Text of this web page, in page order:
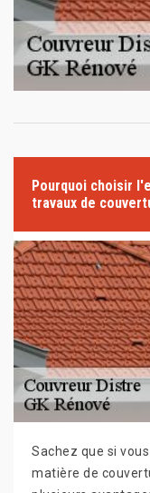
Pourquoi choisir
travaux de
Sachez que si
matière de